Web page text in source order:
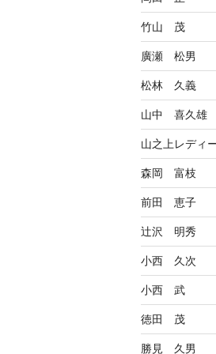
竹山 茂
廣瀬 松男
松林 久義
山中 喜久雄
山之上レディ
森岡 富枝
前田 恵子
辻沢 明秀
小西 久次
小西 武
徳田 茂
勝見 久男